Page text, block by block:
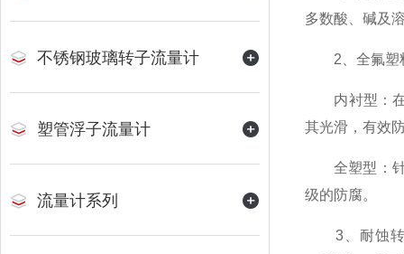
不锈钢玻璃转子流量计
塑管浮子流量计
流量计系列
多数酸、碱及
2、全氟塑
内衬型：在
其光滑，有效
全塑型：针
级的防腐。
3、耐蚀转